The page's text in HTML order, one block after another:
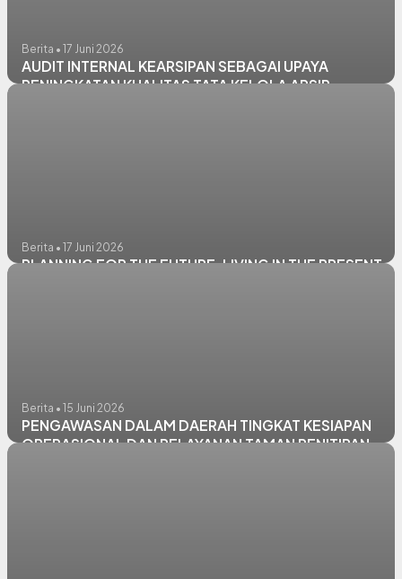
Berita • 17 Juni 2026
AUDIT INTERNAL KEARSIPAN SEBAGAI UPAYA
PENINGKATAN KUALITAS TATA KELOLA ARSIP
Berita • 17 Juni 2026
PLANNING FOR THE FUTURE, LIVING IN THE PRESENT
Berita • 15 Juni 2026
PENGAWASAN DALAM DAERAH TINGKAT KESIAPAN
OPERASIONAL DAN PELAYANAN TAMAN PENITIPAN